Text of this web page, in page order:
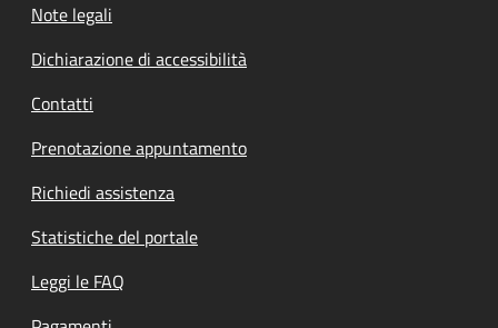
Note legali
Dichiarazione di accessibilità
Contatti
Prenotazione appuntamento
Richiedi assistenza
Statistiche del portale
Leggi le FAQ